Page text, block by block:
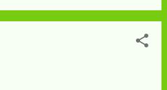
dans un contexte d'ingénierie
accélérée : dans un
et de détruire la Terre elle-